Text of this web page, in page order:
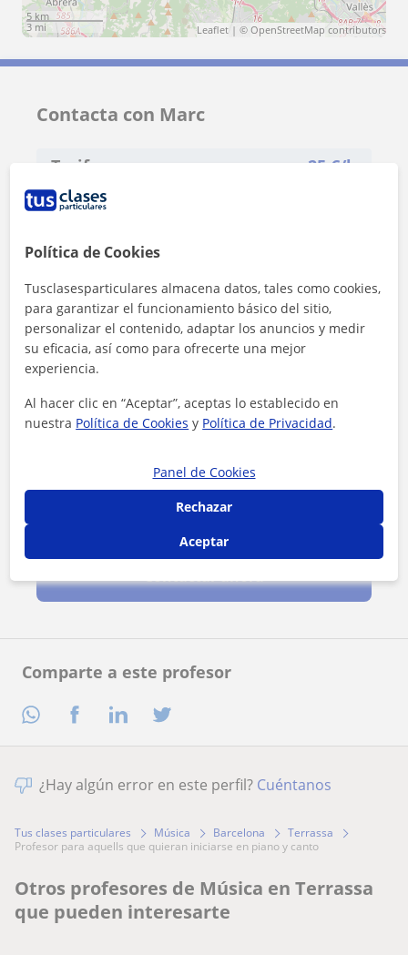
Comparte a este profesor
5 km
3 mi
Leaflet | © OpenStreetMap contributors
Contacta con Marc
Tarifa 25 €/h
1ª clase gratis
Contactar ahora
¿Hay algún error en este perfil? Cuéntanos
Tus clases particulares Música Barcelona
Terrassa
profesor para aquells que quieran iniciarse en piano y canto
Otros profesores de Música en Terrassa
que pueden interesarte
Política de Cookies
Tusclasesparticulares almacena datos, tales como cookies,
para garantizar el funcionamiento básico del sitio,
personalizar el contenido, adaptar los anuncios y medir
su eficacia, así como para ofrecerte una mejor
experiencia.
Al hacer clic en “Aceptar”, aceptas lo establecido en
nuestra Política de Cookies y Política de Privacidad.
Panel de Cookies
Rechazar
Aceptar